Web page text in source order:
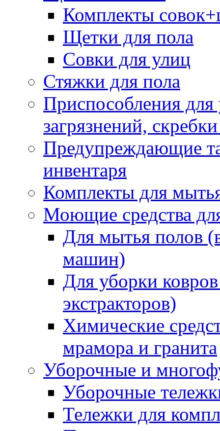
Комплекты
Щетки для пола
Совки для улиц
Стяжки для пола
Приспособления
загрязнений,
Предупреждающие
инвентаря
Комплекты для
Моющие средства
Для мытья полов
машин)
Для уборки
экстракторов)
Химические
мрамора и гранита
Уборочные и
Уборочные
Тележки для